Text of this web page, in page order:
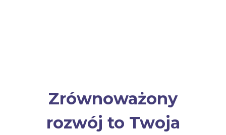
Zrównoważony
rozwój to Twoja